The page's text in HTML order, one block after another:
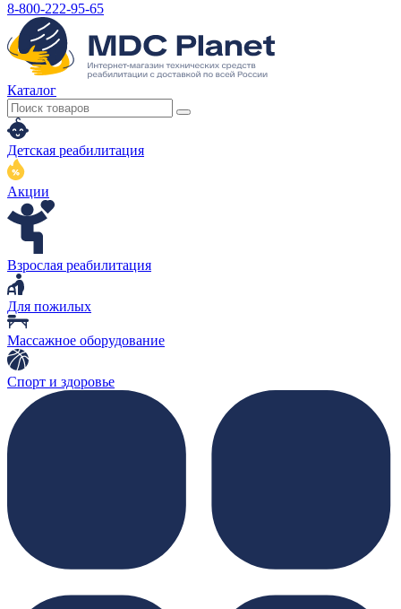
8-800-222-95-65
Каталог
Детская реабилитация
Акции
Взрослая реабилитация
Для пожилых
Массажное оборудование
Спорт и здоровье